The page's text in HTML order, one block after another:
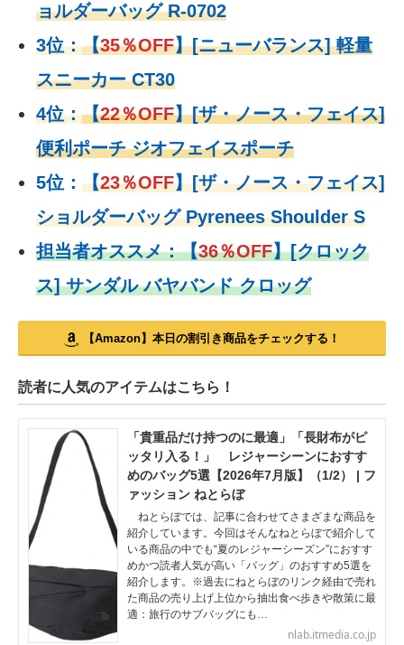
ョルダーバッグ R-0702
3位：【35％OFF】[ニューバランス] 軽量
スニーカー CT30
4位：【22％OFF】[ザ・ノース・フェイス]
便利ポーチ ジオフェイスポーチ
5位： 【23％OFF】[ザ・ノース・フェイス]
ショルダーバッグ Pyrenees Shoulder S
担当者オススメ：【36％OFF】[クロック
ス] サンダル バヤバンド クロッグ
【Amazon】本日の割引き商品をチェックする！
読者に人気のアイテムはこちら！
「貴重品だけ持つのに最適」「長財布がピ
ッタリ入る！」 レジャーシーンにおすす
めのバッグ5選【2026年7月版】（1/2） | フ
ァッション ねとらぼ
ねとらぼでは、記事に合わせてさまざまな商品を
紹介しています。今回はそんなねとらぼで紹介して
いる商品の中でも“夏のレジャーシーズン”におすす
めかつ読者人気が高い「バッグ」のおすすめ5選を
紹介します。※過去にねとらぼのリンク経由で売れ
た商品の売り上げ上位から抽出食べ歩きや散策に最
適：旅行のサブバッグにも…
nlab.itmedia.co.jp